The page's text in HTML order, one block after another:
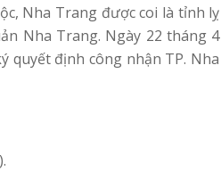
Nha Trang được coi là tỉnh lỵ
Nha Trang. Ngày 22 tháng 4
quyết định công nhận TP. Nha